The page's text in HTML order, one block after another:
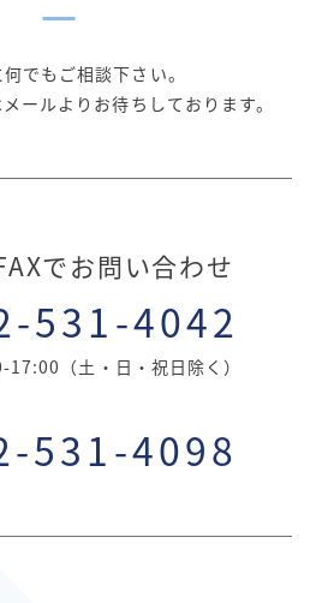
でもご相談下さい。
ールよりお待ちしております。
でお問い合わせ
531-4042
（土・日・祝日除く）
531-4098